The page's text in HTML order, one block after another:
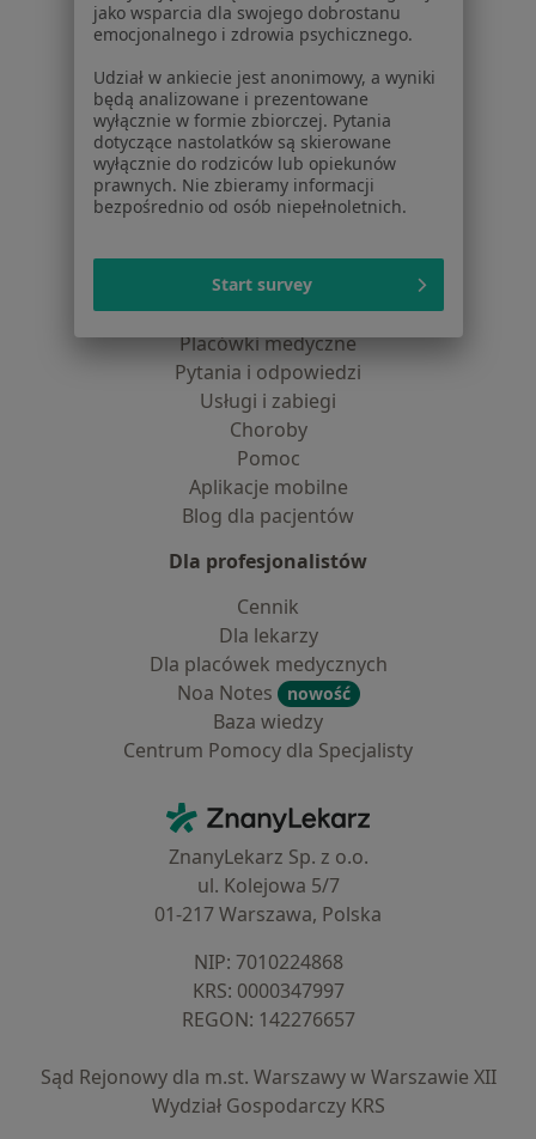
Polityka cookies
Jak działają wyniki wyszukiwania
Dostępność
O nas
Praca Rekrutujemy!
Partnerzy
Centrum prasowe
Kontakt
Lekarze
Placówki medyczne
Pytania i odpowiedzi
Usługi i zabiegi
Choroby
Pomoc
Aplikacje mobilne
Blog dla pacjentów
Dla profesjonalistów
Cennik
Dla lekarzy
Dla placówek medycznych
Noa Notes
nowość
Baza wiedzy
Centrum Pomocy dla Specjalisty
ZnanyLekarz - Strona główna
ZnanyLekarz Sp. z o.o.
ul. Kolejowa 5/7
01-217 Warszawa, Polska
NIP: ⁠7010224868
KRS: ⁠0000347997
REGON: ⁠142276657
Sąd Rejonowy dla m.st. Warszawy w Warszawie XII
Wydział Gospodarczy KRS
jako wsparcia dla swojego dobrostanu
emocjonalnego i zdrowia psychicznego.
Udział w ankiecie jest anonimowy, a wyniki
będą analizowane i prezentowane
wyłącznie w formie zbiorczej. Pytania
dotyczące nastolatków są skierowane
wyłącznie do rodziców lub opiekunów
prawnych. Nie zbieramy informacji
bezpośrednio od osób niepełnoletnich.
Start survey